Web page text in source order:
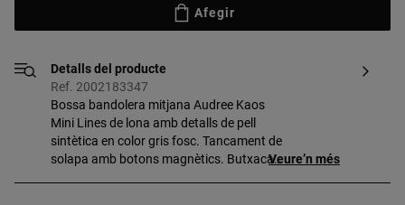
Afegir
Detalls del producte
Ref. 2002183347
Bossa bandolera mitjana Audree Kaos
Mini Lines de lona amb detalls de pell
sintètica en color gris fosc. Tancament de
solapa amb botons magnètics. ButxacaVeure’n més